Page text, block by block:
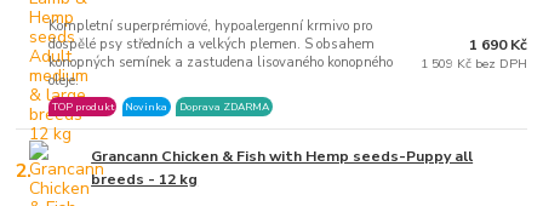
Kompletní superprémiové, hypoalergenní krmivo pro
dospělé psy středních a velkých plemen. S obsahem
konopných semínek a zastudena lisovaného konopného
oleje.
TOP produkt Novinka Doprava ZDARMA
1 690 Kč
1 509 Kč bez DPH
2.
Grancann Chicken & Fish with Hemp seeds-Puppy all
breeds - 12 kg